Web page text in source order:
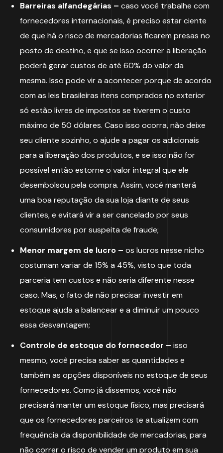
Barreiras alfandegárias – caso você trabalhe com
fornecedores internacionais, é preciso estar ciente
de que há o risco de mercadorias ficarem presas no
posto de destino, e que se isso ocorrer a liberação
poderá gerar custos de até 60% do valor da
mesma. Isso pode vir a acontecer porque de acordo
com as leis brasileiras itens comprados no exterior
só estão livres de impostos se tiverem o custo
máximo de 50 dólares. Caso isso ocorra, não deixe
seu cliente sozinho, o ajude a pagar os adicionais
para a liberação dos produtos, e se isso não for
possível então estorne o valor integral que ele
desembolsou pela compra. Assim, você manterá
uma boa reputação da sua loja diante de seus
clientes, e evitará vir a ser cancelado por seus
consumidores por suspeita de fraude;
Menor margem de lucro – os lucros nesse nicho
costumam variar de 15% a 45%, visto que toda
parceria tem custos e não seria diferente nesse
caso. Mas, o fato de não precisar investir em
estoque ajuda a balancear e a diminuir um pouco
essa desvantagem;
Controle de estoque do fornecedor – isso
mesmo, você precisa saber as quantidades e
também as opções disponíveis no estoque de seus
fornecedores. Como já dissemos, você não
precisará manter um estoque físico, mas precisará
que os fornecedores parceiros te atualizem com
frequência da disponibilidade de mercadorias, para
não correr o risco de vender um produto em sua